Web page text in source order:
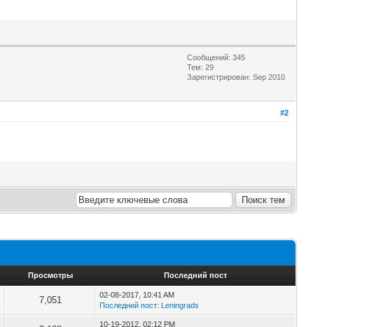
Сообщений: 345
Тем: 29
Зарегистрирован: Sep 2010
#2
Просмотры Последний пост
7,051
02-08-2017, 10:41 AM
Последний пост: Leningrads
10-19-2012, 02:12 PM